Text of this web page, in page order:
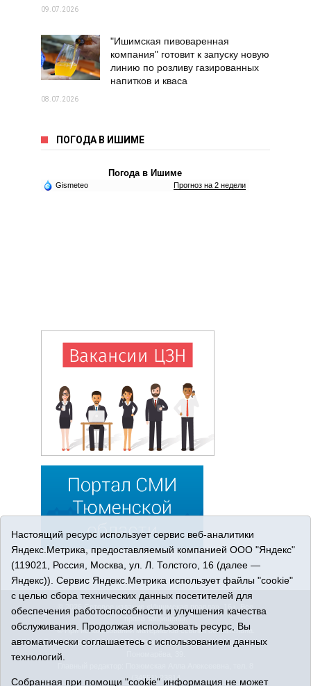
09.07.2026
"Ишимская пивоваренная
компания" готовит к запуску новую
линию по розливу газированных
напитков и кваса
08.07.2026
ПОГОДА В ИШИМЕ
Погода в Ишиме
Gismeteo Прогноз на 2 недели
© 2026 Сетевое издание «Ишимская правда». 16+. Все
права защищены.
© При использовании материалов ссылка обязательна.
Адрес редакции: 627750 Тюменская область, г. Ишим, ул.
(34551) 23814
Настоящий ресурс использует сервис веб-аналитики
Яндекс.Метрика, предоставляемый компанией ООО "Яндекс"
(119021, Россия, Москва, ул. Л. Толстого, 16 (далее —
Яндекс)). Сервис Яндекс.Метрика использует файлы "cookie"
с целью сбора технических данных посетителей для
обеспечения работоспособности и улучшения качества
обслуживания. Продолжая использовать ресурс, Вы
автоматически соглашаетесь с использованием данных
технологий.
Собранная при помощи "cookie" информация не может